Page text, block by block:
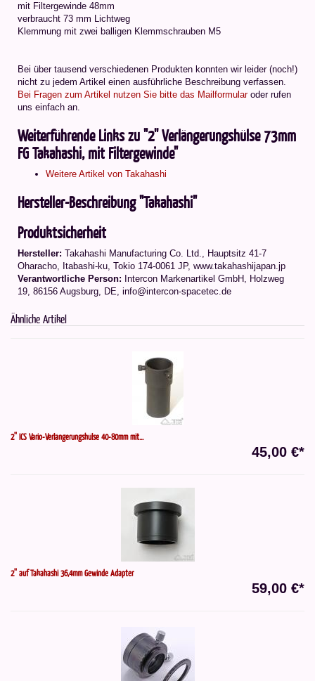
mit Filtergewinde 48mm
verbraucht 73 mm Lichtweg
Klemmung mit zwei balligen Klemmschrauben M5
Bei über tausend verschiedenen Produkten konnten wir leider (noch!)
nicht zu jedem Artikel einen ausführliche Beschreibung verfassen.
Bei Fragen zum Artikel nutzen Sie bitte das Mailformularoder rufen
uns einfach an.
Weiterführende Links zu "2'' Verlängerungshülse 73mm
FG Takahashi, mit Filtergewinde"
Weitere Artikel von Takahashi
Hersteller-Beschreibung "Takahashi"
Produktsicherheit
Hersteller: Takahashi Manufacturing Co. Ltd., Hauptsitz 41-7
Oharacho, Itabashi-ku, Tokio 174-0061 JP, www.takahashijapan.jp
Verantwortliche Person: Intercon Markenartikel GmbH, Holzweg
19, 86156 Augsburg, DE, info@intercon-spacetec.de
Ähnliche Artikel
2'' ICS Vario-Verlängerungshülse 40-80mm mit...
45,00 €*
2'' auf Takahashi 36,4mm Gewinde Adapter
59,00 €*